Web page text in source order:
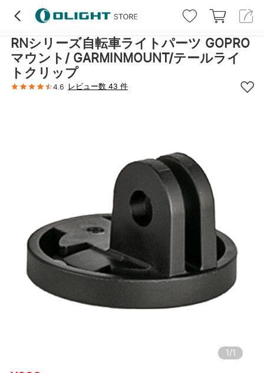
RNシリーズ自転車ライトパーツ GOPRO
マウント/ GARMINMOUNT/テールライ
トクリップ
4.6 レビュー数 43 件
1/1
ハイライト レビュー (43) 詳細